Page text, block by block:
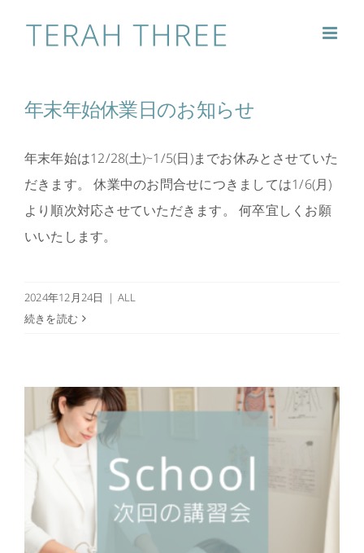
年末年始休業日のお知らせ
年末年始は12/28(土)~1/5(日)までお休みとさせていた
だきます。 休業中のお問合せにつきましては1/6(月)
より順次対応させていただきます。 何卒宜しくお願
いいたします。
2024年12月24日 | ALL
続きを読む